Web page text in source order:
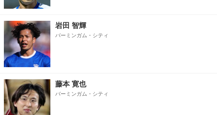
岩田 智輝
バーミンガム・シティ
藤本 寛也
バーミンガム・シティ